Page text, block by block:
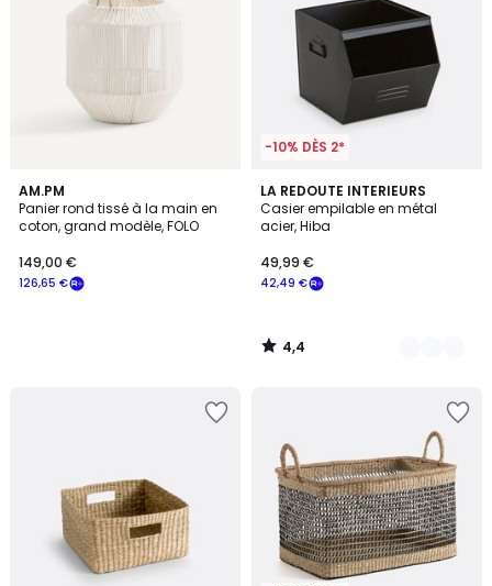
AM.PM
Panier rond tissé à la main en
coton, grand modèle, FOLO
126,65 €
149,00 €
-10% DÈS 2*
LA REDOUTE INTERIEURS
Casier empilable en métal
acier, Hiba
42,49 €
49,99 €
4,4
/ 5
5
Couleurs
4,4
/